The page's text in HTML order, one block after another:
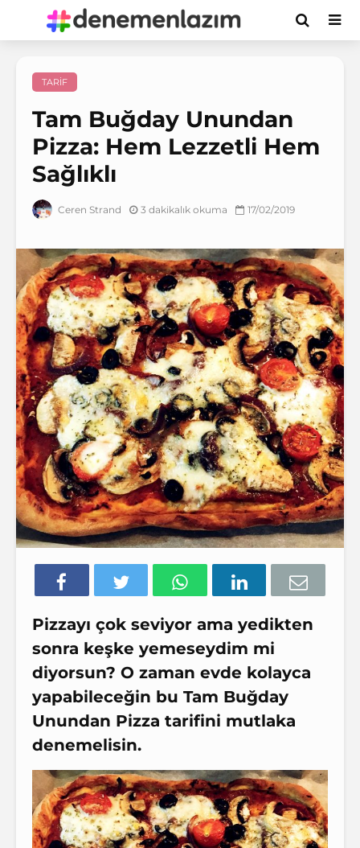
TARIF
Tam Buğday Unundan
Pizza: Hem Lezzetli Hem
Sağlıklı
Ceren Strand 3 dakikalık okuma 17/02/2019
Pizzayı çok seviyor ama yedikten
sonra keşke yemeseydim mi
diyorsun? O zaman evde kolayca
yapabileceğin bu Tam Buğday
Unundan Pizza tarifini mutlaka
denemelisin.